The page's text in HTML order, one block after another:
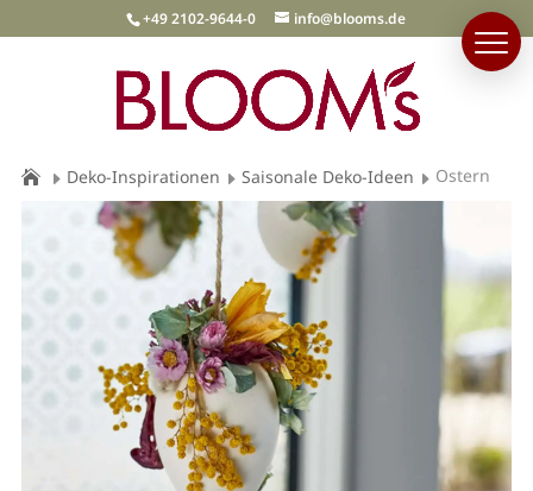
+49 2102-9644-0 info@blooms.de
Deko-Inspirationen Saisonale Deko-Ideen Ostern